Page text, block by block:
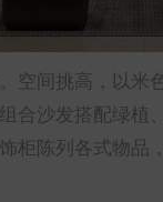
空间挑高，以
合沙发搭配绿
柜陈列各式物品